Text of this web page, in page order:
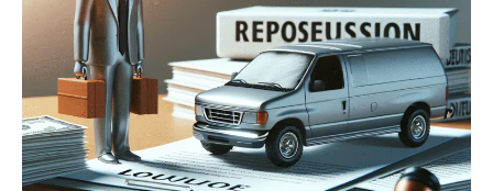
manter
a
posse
do
veículo